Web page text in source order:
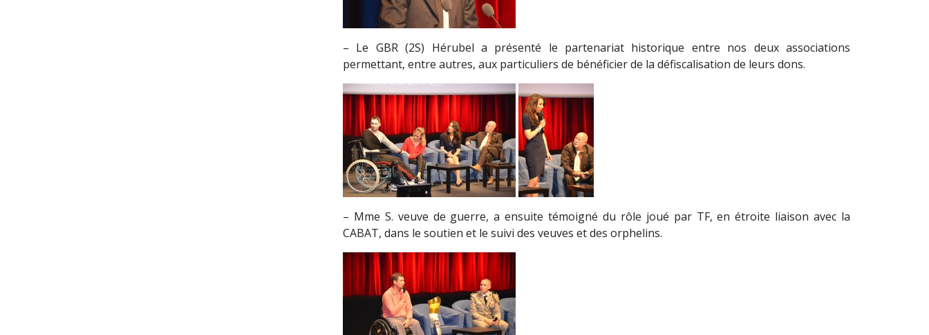
– Le GBR (2S) Hérubel a présenté le partenariat historique entre nos deux associations
permettant, entre autres, aux particuliers de bénéficier de la défiscalisation de leurs dons.
– Mme S. veuve de guerre, a ensuite témoigné du rôle joué par TF, en étroite liaison avec la
CABAT, dans le soutien et le suivi des veuves et des orphelins.